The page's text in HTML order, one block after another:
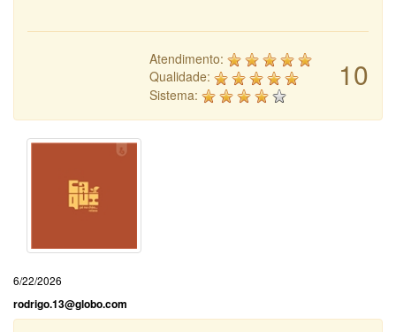
10
Atendimento:
Qualidade:
Sistema:
6/22/2026
rodrigo.13@globo.com